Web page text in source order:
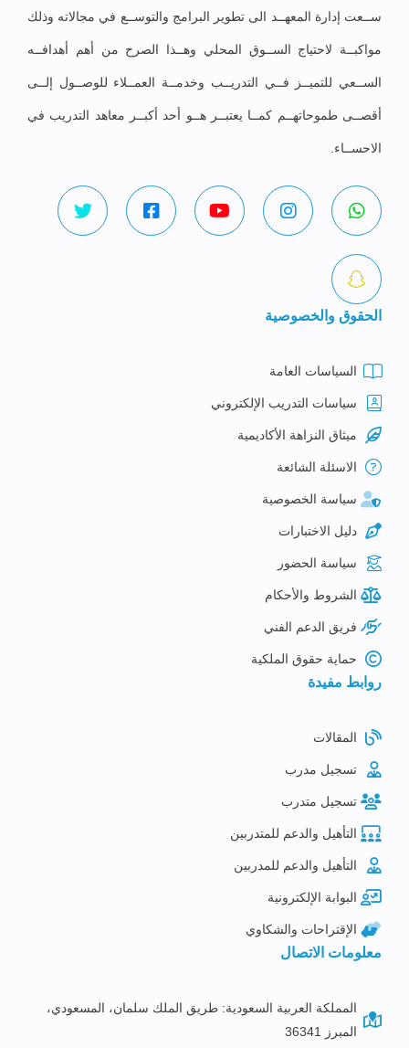
ســعت إدارة المعهــد الى تطوير البرامج والتوســع في مجالاته وذلك
مواكبــة لاحتياج الســوق المحلي وهــذا الصرح من أهم أهدافــه
الســعي للتميــز فــي التدريــب وخدمــة العمــلاء للوصــول إلــى
أقصــى طموحاتهــم كمــا يعتبــر هــو أحد أكبــر معاهد التدريب في
الاحســاء.
الحقوق والخصوصية
السياسات العامة
سياسات التدريب الإلكتروني
ميثاق النزاهة الأكاديمية
الاسئلة الشائعة
سياسة الخصوصية
دليل الاختبارات
سياسة الحضور
الشروط والأحكام
فريق الدعم الفني
حماية حقوق الملكية
روابط مفيدة
المقالات
تسجيل مدرب
تسجيل متدرب
التأهيل والدعم للمتدربين
التأهيل والدعم للمدربين
البوابة الإلكترونية
الإقتراحات والشكاوي
معلومات الاتصال
المملكة العربية السعودية: طريق الملك سلمان، المسعودي،
المبرز 36341